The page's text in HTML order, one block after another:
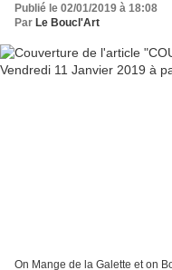
Publié le 02/01/2019 à 18:08
Par Le Boucl'Art
On Mange de la Galette et on